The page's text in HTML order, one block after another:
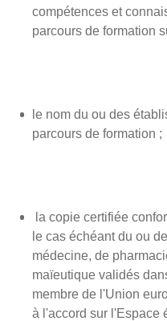
compétences et
parcours de formation
le nom du ou des
parcours de formation ;
la copie certifiée
le cas échéant du ou
médecine, de
maïeutique validés
membre de l'Union
à l'accord sur l'Espace